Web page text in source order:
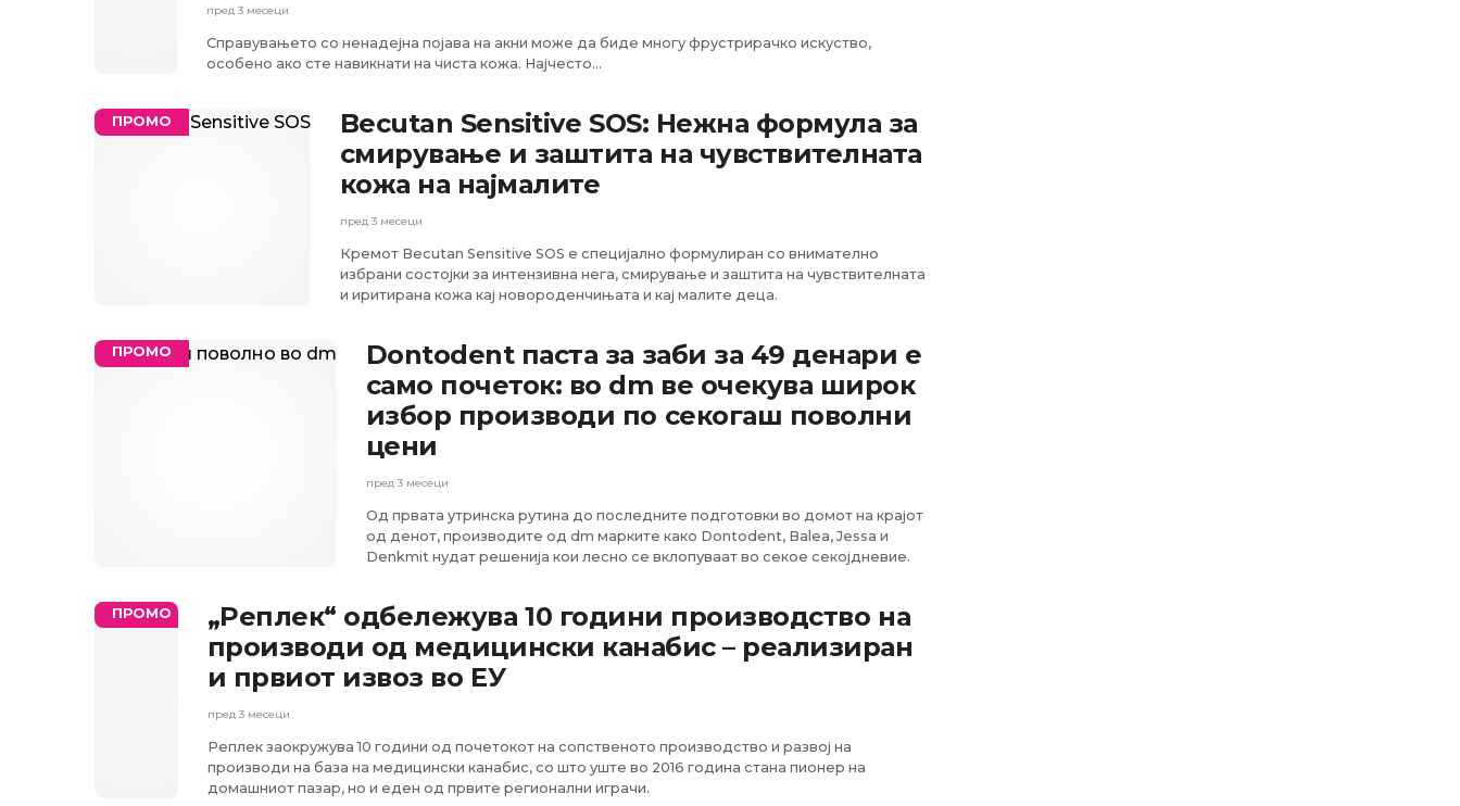
пред 3 месеци
Справувањето со ненадејна појава на акни може да биде многу фрустрирачко искуство,
особено ако сте навикнати на чиста кожа. Најчесто...
ПРОМО
Becutan Sensitive SOS: Нежна формула за
смирување и заштита на чувствителната
кожа на најмалите
пред 3 месеци
Кремот Becutan Sensitive SOS е специјално формулиран со внимателно
избрани состојки за интензивна нега, смирување и заштита на чувствителната
и иритирана кожа кај новороденчињата и кај малите деца.
ПРОМО
Dontodent паста за заби за 49 денари е
само почеток: во dm ве очекува широк
избор производи по секогаш поволни
цени
пред 3 месеци
Од првата утринска рутина до последните подготовки во домот на крајот
од денот, производите од dm марките како Dontodent, Balea, Jessa и
Denkmit нудат решенија кои лесно се вклопуваат во секое секојдневие.
ПРОМО
„Реплек“ одбележува 10 години производство на
производи од медицински канабис – реализиран
и првиот извоз во ЕУ
пред 3 месеци
Реплек заокружува 10 години од почетокот на сопственото производство и развој на
производи на база на медицински канабис, со што уште во 2016 година стана пионер на
домашниот пазар, но и еден од првите регионални играчи.